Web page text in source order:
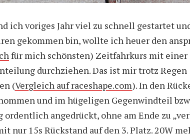
ich voriges Jahr viel zu schnell gestartet
gekommen bin, wollte ich heuer den
für mich schönsten) Zeitfahrkurs mit
durchziehen. Das ist mir trotz
(Vergleich auf raceshape.com). In den
und im hügeligen Gegenwindteil
ordentlich angedrückt, ohne am Ende zu
nur 15s Rückstand auf den 3. Platz. 20W